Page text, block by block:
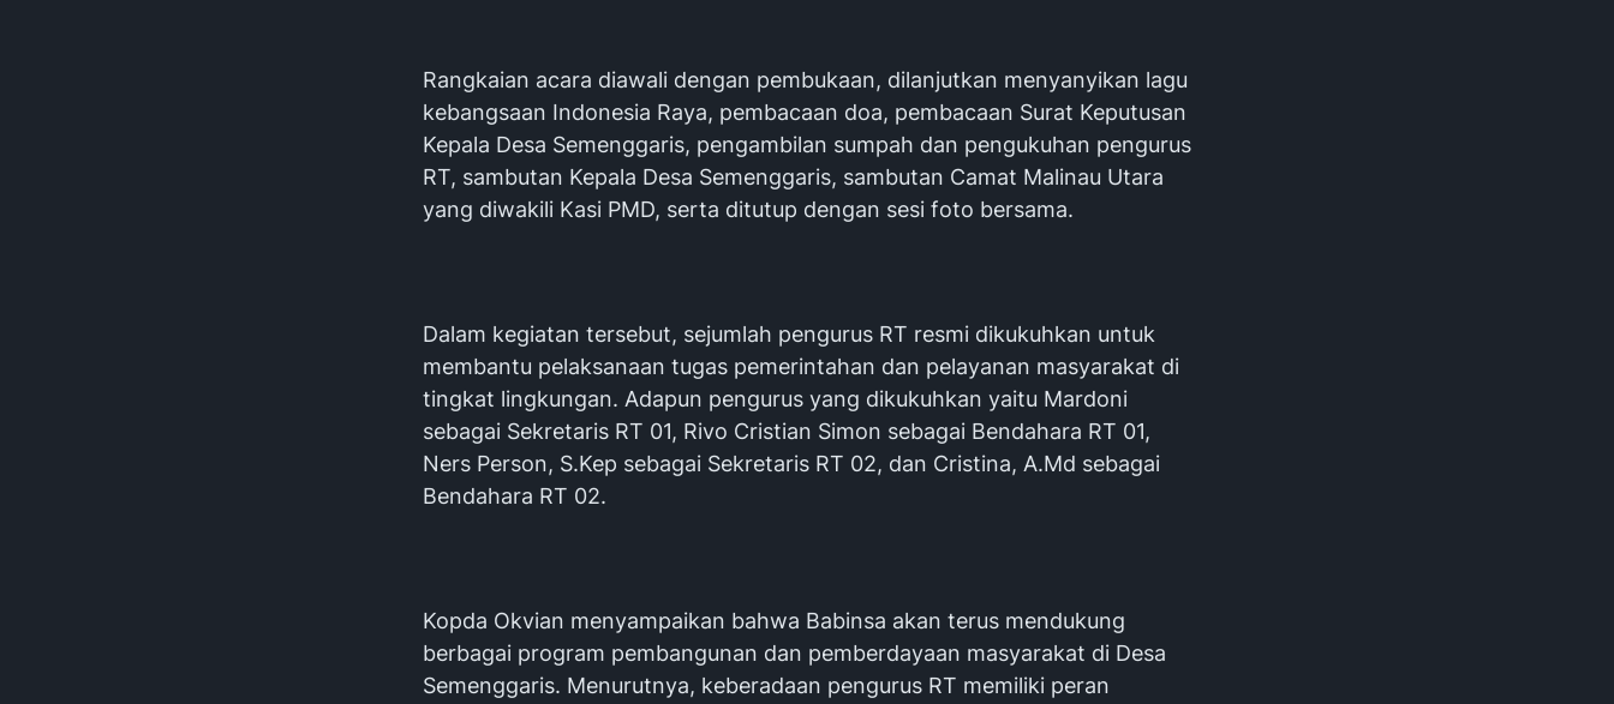
Rangkaian acara diawali dengan pembukaan, dilanjutkan menyanyikan lagu
kebangsaan Indonesia Raya, pembacaan doa, pembacaan Surat Keputusan
Kepala Desa Semenggaris, pengambilan sumpah dan pengukuhan pengurus
RT, sambutan Kepala Desa Semenggaris, sambutan Camat Malinau Utara
yang diwakili Kasi PMD, serta ditutup dengan sesi foto bersama.
Dalam kegiatan tersebut, sejumlah pengurus RT resmi dikukuhkan untuk
membantu pelaksanaan tugas pemerintahan dan pelayanan masyarakat di
tingkat lingkungan. Adapun pengurus yang dikukuhkan yaitu Mardoni
sebagai Sekretaris RT 01, Rivo Cristian Simon sebagai Bendahara RT 01,
Ners Person, S.Kep sebagai Sekretaris RT 02, dan Cristina, A.Md sebagai
Bendahara RT 02.
Kopda Okvian menyampaikan bahwa Babinsa akan terus mendukung
berbagai program pembangunan dan pemberdayaan masyarakat di Desa
Semenggaris. Menurutnya, keberadaan pengurus RT memiliki peran